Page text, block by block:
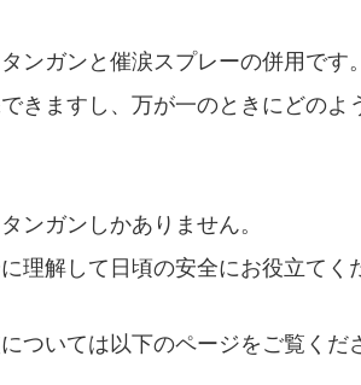
ンガンと催涙スプレーの併用で
きますし、万が一のときにどのよ
ンガンしかありません。
理解して日頃の安全にお役立てく
ついては以下のページをご覧くだ